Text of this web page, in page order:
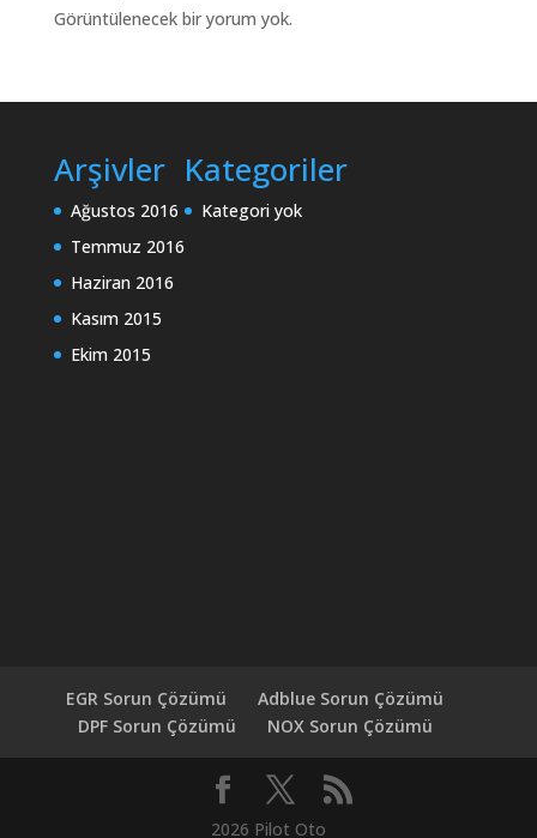
Görüntülenecek bir yorum yok.
Arşivler
Ağustos 2016
Temmuz 2016
Haziran 2016
Kasım 2015
Ekim 2015
Kategoriler
Kategori yok
EGR Sorun Çözümü
Adblue Sorun Çözümü
DPF Sorun Çözümü
NOX Sorun Çözümü
2026 Pilot Oto